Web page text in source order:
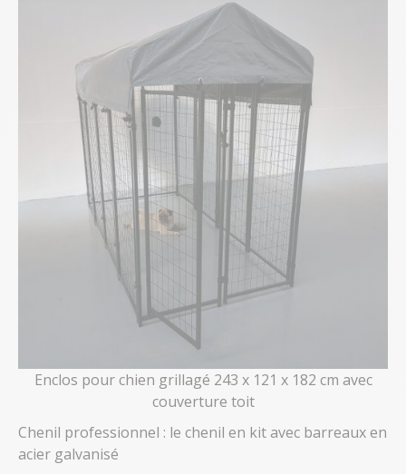
Enclos pour chien grillagé 243 x 121 x 182 cm avec
couverture toit
Chenil professionnel : le chenil en kit avec barreaux en
acier galvanisé